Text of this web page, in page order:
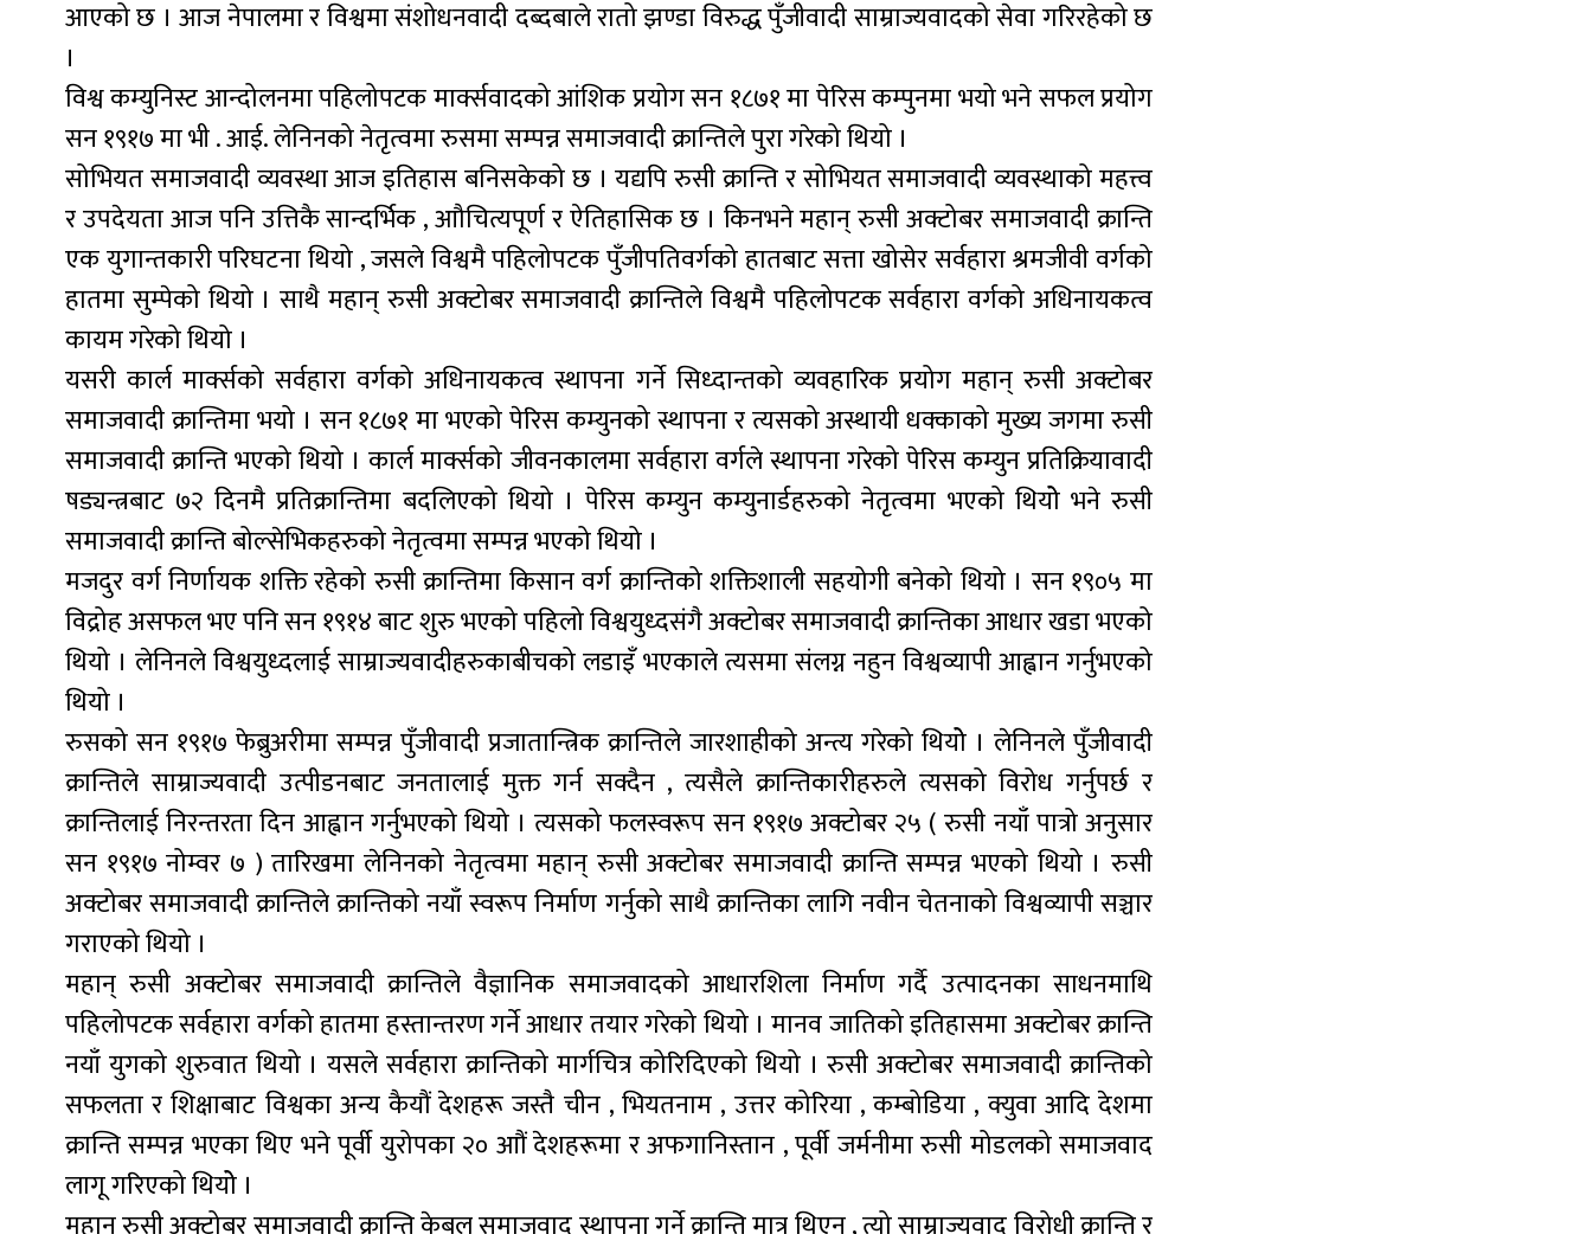
आएको छ । आज नेपालमा र विश्वमा संशोधनवादी दब्दबाले रातो झण्डा विरुद्ध पुँजीवादी साम्राज्यवादको सेवा गरिरहेको छ
।
विश्व कम्युनिस्ट आन्दोलनमा पहिलोपटक मार्क्सवादको आंशिक प्रयोग सन १८७१ मा पेरिस कम्पुनमा भयो भने सफल प्रयोग
सन १९१७ मा भी . आई. लेनिनको नेतृत्वमा रुसमा सम्पन्न समाजवादी क्रान्तिले पुरा गरेको थियो ।
सोभियत समाजवादी व्यवस्था आज इतिहास बनिसकेको छ । यद्यपि रुसी क्रान्ति र सोभियत समाजवादी व्यवस्थाको महत्त्व
र उपदेयता आज पनि उत्तिकै सान्दर्भिक , आौचित्यपूर्ण र ऐतिहासिक छ । किनभने महान् रुसी अक्टोबर समाजवादी क्रान्ति
एक युगान्तकारी परिघटना थियो , जसले विश्वमै पहिलोपटक पुँजीपतिवर्गको हातबाट सत्ता खोसेर सर्वहारा श्रमजीवी वर्गको
हातमा सुम्पेको थियो । साथै महान् रुसी अक्टोबर समाजवादी क्रान्तिले विश्वमै पहिलोपटक सर्वहारा वर्गको अधिनायकत्व
कायम गरेको थियो ।
यसरी कार्ल मार्क्सको सर्वहारा वर्गको अधिनायकत्व स्थापना गर्ने सिध्दान्तको व्यवहारिक प्रयोग महान् रुसी अक्टोबर
समाजवादी क्रान्तिमा भयो । सन १८७१ मा भएको पेरिस कम्युनको स्थापना र त्यसको अस्थायी धक्काको मुख्य जगमा रुसी
समाजवादी क्रान्ति भएको थियो । कार्ल मार्क्सको जीवनकालमा सर्वहारा वर्गले स्थापना गरेको पेरिस कम्युन प्रतिक्रियावादी
षड्यन्त्रबाट ७२ दिनमै प्रतिक्रान्तिमा बदलिएको थियो । पेरिस कम्युन कम्युनार्डहरुको नेतृत्वमा भएको थियोे भने रुसी
समाजवादी क्रान्ति बोल्सेभिकहरुको नेतृत्वमा सम्पन्न भएको थियो ।
मजदुर वर्ग निर्णायक शक्ति रहेको रुसी क्रान्तिमा किसान वर्ग क्रान्तिको शक्तिशाली सहयोगी बनेको थियो । सन १९०५ मा
विद्रोह असफल भए पनि सन १९१४ बाट शुरु भएको पहिलो विश्वयुध्दसंगै अक्टोबर समाजवादी क्रान्तिका आधार खडा भएको
थियो । लेनिनले विश्वयुध्दलाई साम्राज्यवादीहरुकाबीचको लडाइँ भएकाले त्यसमा संलग्न नहुन विश्वव्यापी आह्वान गर्नुभएको
थियो ।
रुसको सन १९१७ फेब्रुअरीमा सम्पन्न पुँजीवादी प्रजातान्त्रिक क्रान्तिले जारशाहीको अन्त्य गरेको थियोे । लेनिनले पुँजीवादी
क्रान्तिले साम्राज्यवादी उत्पीडनबाट जनतालाई मुक्त गर्न सक्दैन , त्यसैले क्रान्तिकारीहरुले त्यसको विरोध गर्नुपर्छ र
क्रान्तिलाई निरन्तरता दिन आह्वान गर्नुभएको थियो । त्यसको फलस्वरूप सन १९१७ अक्टोबर २५ ( रुसी नयाँ पात्रो अनुसार
सन १९१७ नोम्वर ७ ) तारिखमा लेनिनको नेतृत्वमा महान् रुसी अक्टोबर समाजवादी क्रान्ति सम्पन्न भएको थियो । रुसी
अक्टोबर समाजवादी क्रान्तिले क्रान्तिको नयाँ स्वरूप निर्माण गर्नुको साथै क्रान्तिका लागि नवीन चेतनाको विश्वव्यापी सञ्चार
गराएको थियो ।
महान् रुसी अक्टोबर समाजवादी क्रान्तिले वैज्ञानिक समाजवादको आधारशिला निर्माण गर्दै उत्पादनका साधनमाथि
पहिलोपटक सर्वहारा वर्गको हातमा हस्तान्तरण गर्ने आधार तयार गरेको थियो । मानव जातिको इतिहासमा अक्टोबर क्रान्ति
नयाँ युगको शुरुवात थियो । यसले सर्वहारा क्रान्तिको मार्गचित्र कोरिदिएको थियो । रुसी अक्टोबर समाजवादी क्रान्तिको
सफलता र शिक्षाबाट विश्वका अन्य कैयौं देशहरू जस्तै चीन , भियतनाम , उत्तर कोरिया , कम्बोडिया , क्युवा आदि देशमा
क्रान्ति सम्पन्न भएका थिए भने पूर्वी युरोपका २० आौं देशहरूमा र अफगानिस्तान , पूर्वी जर्मनीमा रुसी मोडलको समाजवाद
लागू गरिएको थियोे ।